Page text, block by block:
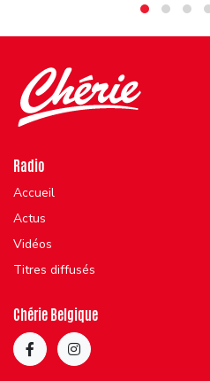
Radio
Accueil
Actus
Vidéos
Titres diffusés
Chérie Belgique